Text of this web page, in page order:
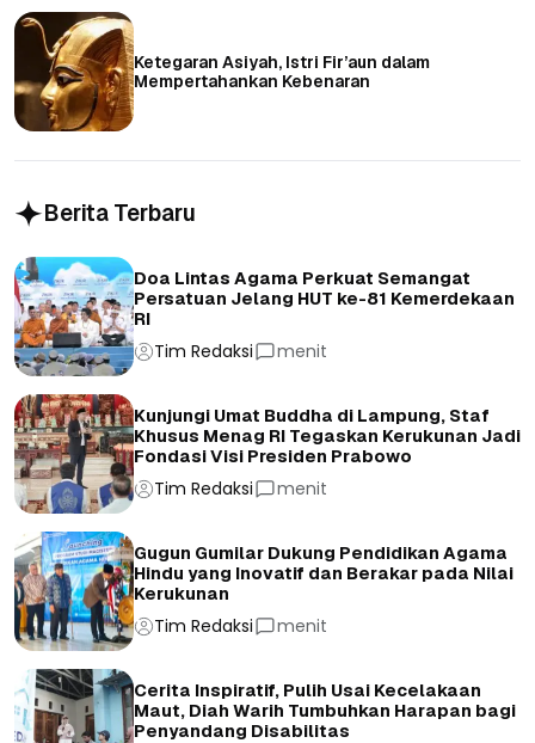
Ketegaran Asiyah, Istri Fir’aun dalam
Mempertahankan Kebenaran
Berita Terbaru
Doa Lintas Agama Perkuat Semangat
Persatuan Jelang HUT ke-81 Kemerdekaan
RI
Tim Redaksi menit
Kunjungi Umat Buddha di Lampung, Staf
Khusus Menag RI Tegaskan Kerukunan Jadi
Fondasi Visi Presiden Prabowo
Tim Redaksi menit
Gugun Gumilar Dukung Pendidikan Agama
Hindu yang Inovatif dan Berakar pada Nilai
Kerukunan
Tim Redaksi menit
Cerita Inspiratif, Pulih Usai Kecelakaan
Maut, Diah Warih Tumbuhkan Harapan bagi
Penyandang Disabilitas